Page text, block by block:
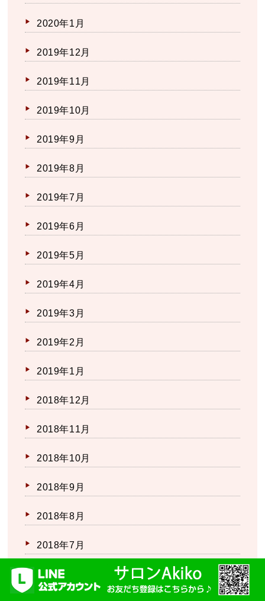
2020年1月
2019年12月
2019年11月
2019年10月
2019年9月
2019年8月
2019年7月
2019年6月
2019年5月
2019年4月
2019年3月
2019年2月
2019年1月
2018年12月
2018年11月
2018年10月
2018年9月
2018年8月
2018年7月
2018年6月